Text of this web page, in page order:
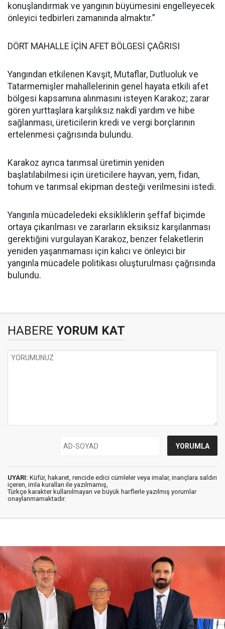
konuşlandırmak ve yangının büyümesini engelleyecek
önleyici tedbirleri zamanında almaktır.”
DÖRT MAHALLE İÇİN AFET BÖLGESİ ÇAĞRISI
Yangından etkilenen Kavşit, Mutaflar, Dutluoluk ve
Tatarmemişler mahallelerinin genel hayata etkili afet
bölgesi kapsamına alınmasını isteyen Karakoz; zarar
gören yurttaşlara karşılıksız nakdî yardım ve hibe
sağlanması, üreticilerin kredi ve vergi borçlarının
ertelenmesi çağrısında bulundu.
Karakoz ayrıca tarımsal üretimin yeniden
başlatılabilmesi için üreticilere hayvan, yem, fidan,
tohum ve tarımsal ekipman desteği verilmesini istedi.
Yangınla mücadeledeki eksikliklerin şeffaf biçimde
ortaya çıkarılması ve zararların eksiksiz karşılanması
gerektiğini vurgulayan Karakoz, benzer felaketlerin
yeniden yaşanmaması için kalıcı ve önleyici bir
yangınla mücadele politikası oluşturulması çağrısında
bulundu.
HABERE YORUM KAT
UYARI: Küfür, hakaret, rencide edici cümleler veya imalar, inançlara saldırı
içeren, imla kuralları ile yazılmamış,
Türkçe karakter kullanılmayan ve büyük harflerle yazılmış yorumlar
onaylanmamaktadır.